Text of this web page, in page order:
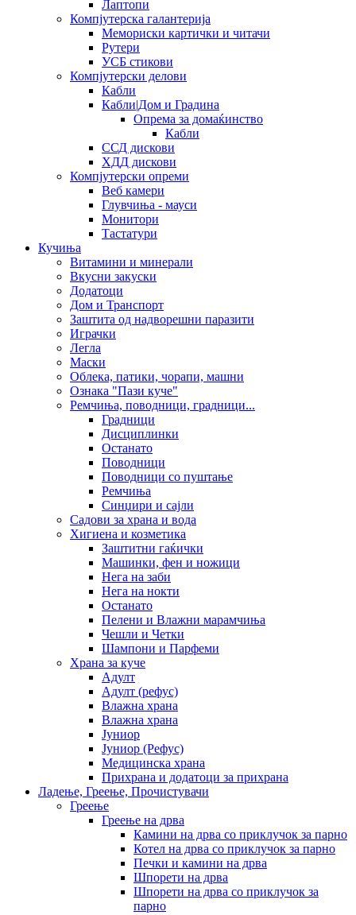
Лаптопи
Компјутерска галантерија
Мемориски картички и читачи
Рутери
УСБ стикови
Компјутерски делови
Кабли
Кабли|Дом и Градина
Опрема за домаќинство
Кабли
ССД дискови
ХДД дискови
Компјутерски опреми
Веб камери
Глувчиња - мауси
Монитори
Тастатури
Кучиња
Витамини и минерали
Вкусни закуски
Додатоци
Дом и Транспорт
Заштита од надворешни паразити
Играчки
Легла
Маски
Облека, патики, чорапи, машни
Ознака "Пази куче"
Ремчиња, поводници, градници...
Градници
Дисциплинки
Останато
Поводници
Поводници со пуштање
Ремчиња
Синџири и сајли
Садови за храна и вода
Хигиена и козметика
Заштитни гаќички
Машинки, фен и ножици
Нега на заби
Нега на нокти
Останато
Пелени и Влажни марамчиња
Чешли и Четки
Шампони и Парфеми
Храна за куче
Адулт
Адулт (рефус)
Влажна храна
Влажна храна
Јуниор
Јуниор (Рефус)
Медицинска храна
Прихрана и додатоци за прихрана
Ладење, Греење, Прочистувачи
Греење
Греење на дрва
Камини на дрва со приклучок за парно
Котел на дрва со приклучок за парно
Печки и камини на дрва
Шпорети на дрва
Шпорети на дрва со приклучок за
парно